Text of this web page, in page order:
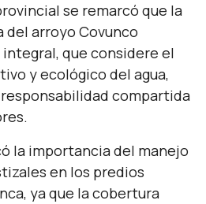
se remarcó que la
del arroyo Covunco
que considere el
y ecológico del agua,
compartida
la importancia del manejo
en los predios
ya que la cobertura